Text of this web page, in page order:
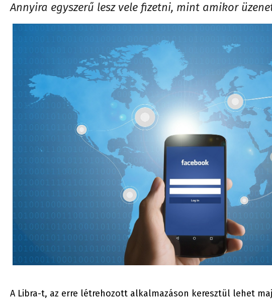
Annyira egyszerű lesz vele fizetni, mint amikor
A Libra-t, az erre létrehozott alkalmazáson keresztül lehet